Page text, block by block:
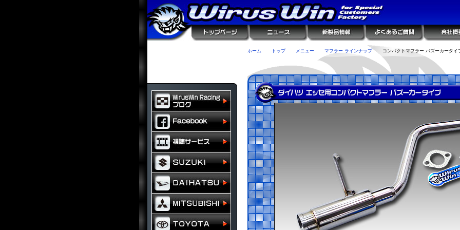
ホーム トップ メニュー マフラー ラインナップ コンパクトマフラー バズーカータイ